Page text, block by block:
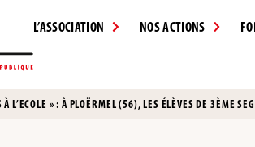
L’ASSOCIATION NOS ACTIONS
À L’ECOLE » : À PLOËRMEL (56), LES ÉLÈVES DE 3ÈME